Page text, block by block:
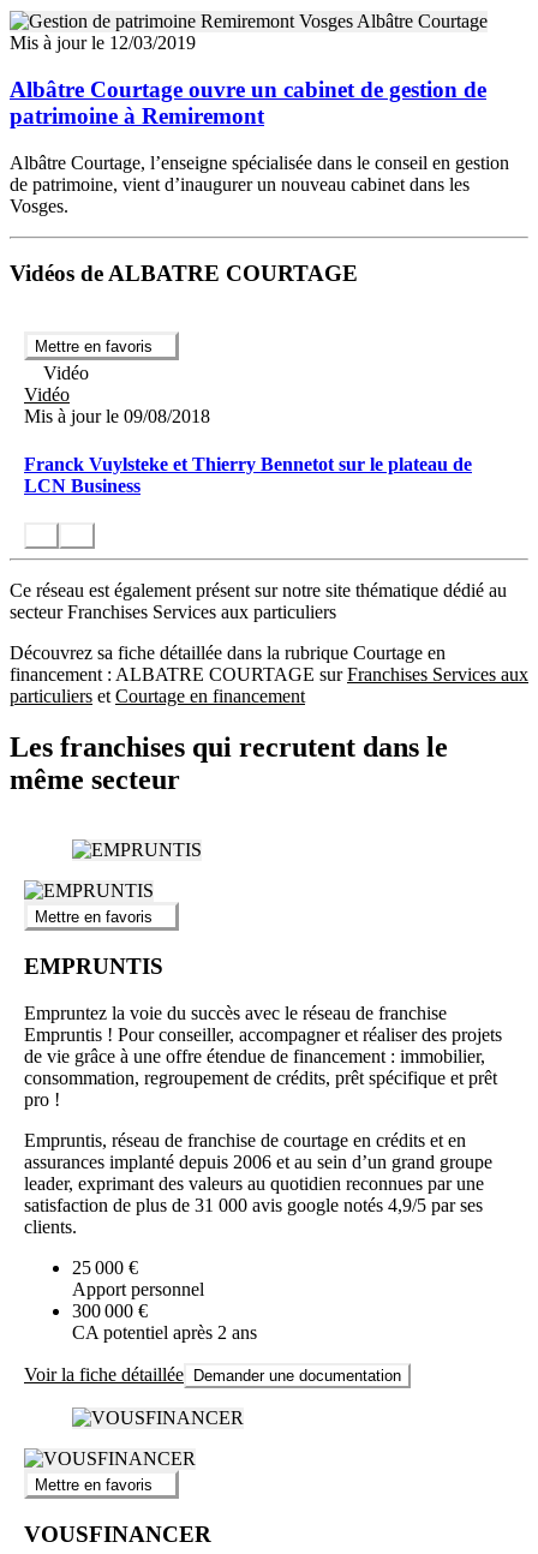
Mis à jour le 12/03/2019
Albâtre Courtage ouvre un cabinet de gestion de
patrimoine à Remiremont
Albâtre Courtage, l’enseigne spécialisée dans le conseil en gestion
de patrimoine, vient d’inaugurer un nouveau cabinet dans les
Vosges.
Vidéos de ALBATRE COURTAGE
Mettre en favoris
Vidéo
Vidéo
Mis à jour le 09/08/2018
Franck Vuylsteke et Thierry Bennetot sur le plateau de
LCN Business
Ce réseau est également présent sur notre site thématique dédié au
secteur Franchises Services aux particuliers
Découvrez sa fiche détaillée dans la rubrique Courtage en
financement : ALBATRE COURTAGE surFranchises Services aux
particuliers et Courtage en financement
Les franchises qui recrutent dans le
même secteur
Mettre en favoris
EMPRUNTIS
Empruntez la voie du succès avec le réseau de franchise
Empruntis ! Pour conseiller, accompagner et réaliser des projets
de vie grâce à une offre étendue de financement : immobilier,
consommation, regroupement de crédits, prêt spécifique et prêt
pro !
Empruntis, réseau de franchise de courtage en crédits et en
assurances implanté depuis 2006 et au sein d’un grand groupe
leader, exprimant des valeurs au quotidien reconnues par une
satisfaction de plus de 31 000 avis google notés 4,9/5 par ses
clients.
25 000 €
Apport personnel
300 000 €
CA potentiel après 2 ans
Voir la fiche détaillée Demander une documentation
Mettre en favoris
VOUSFINANCER